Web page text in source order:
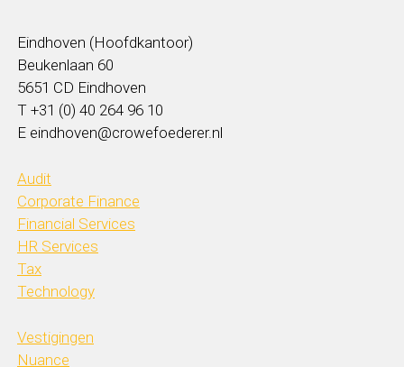
Eindhoven (Hoofdkantoor)
Beukenlaan 60
5651 CD Eindhoven
T +31 (0) 40 264 96 10
E eindhoven@crowefoederer.nl
Audit
Corporate Finance
Financial Services
HR Services
Tax
Technology
Vestigingen
Nuance